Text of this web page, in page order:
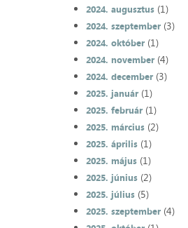
2024. augusztus(1)
2024. szeptember(3)
2024. október(1)
2024. november(4)
2024. december(3)
2025. január(1)
2025. február(1)
2025. március(2)
2025. április(1)
2025. május(1)
2025. június(2)
2025. július(5)
2025. szeptember(4)